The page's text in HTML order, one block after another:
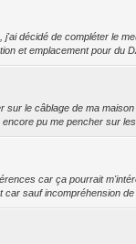
décidé de compléter le
et emplacement pour du
sur le câblage de ma
pu me pencher sur
car ça pourrait
sauf incompréhension